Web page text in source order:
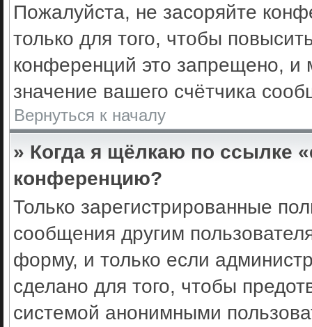
Пожалуйста, не засоряйте
только для того, чтобы
конференций это запрещено, и
значение вашего счётчика
Вернуться к началу
» Когда я щёлкаю по ссылке
конференцию?
Только зарегистрированные
сообщения другим
форму, и только если
сделано для того, чтобы
системой анонимными